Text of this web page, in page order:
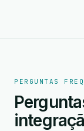
PERGUNTAS